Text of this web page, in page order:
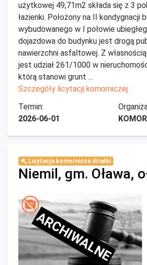
użytkowej 49,71m2 składa się z 3
łazienki. Położony na II kondygnacji
wybudowanego w I połowie
dojazdowa do budynku jest drogą
nawierzchni asfaltowej. Z
jest udział 261/1000 w
którą stanowi grunt ...
Szczegóły licytacji komorniczej
Termin:
2026-06-01
Licytacja komornicza działki
Niemil, gm. Oława,
ARCHIWALNE